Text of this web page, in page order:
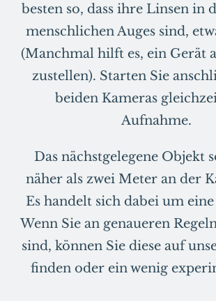
besten so, dass ihre Linsen in
menschlichen Auges sind,
(Manchmal hilft es, ein Gerät
zustellen). Starten Sie
beiden Kameras
Aufnahme.
Das nächstgelegene Objekt
näher als zwei Meter an der
Es handelt sich dabei um
Wenn Sie an genaueren
sind, können Sie diese auf
finden oder ein wenig